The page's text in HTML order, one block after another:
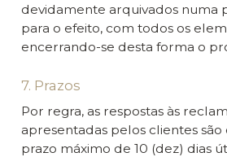
devidamente arquivados numa
para o efeito, com todos os
encerrando-se desta forma o
7. Prazos
Por regra, as respostas às
apresentadas pelos clientes são
prazo máximo de 10 (dez) dias